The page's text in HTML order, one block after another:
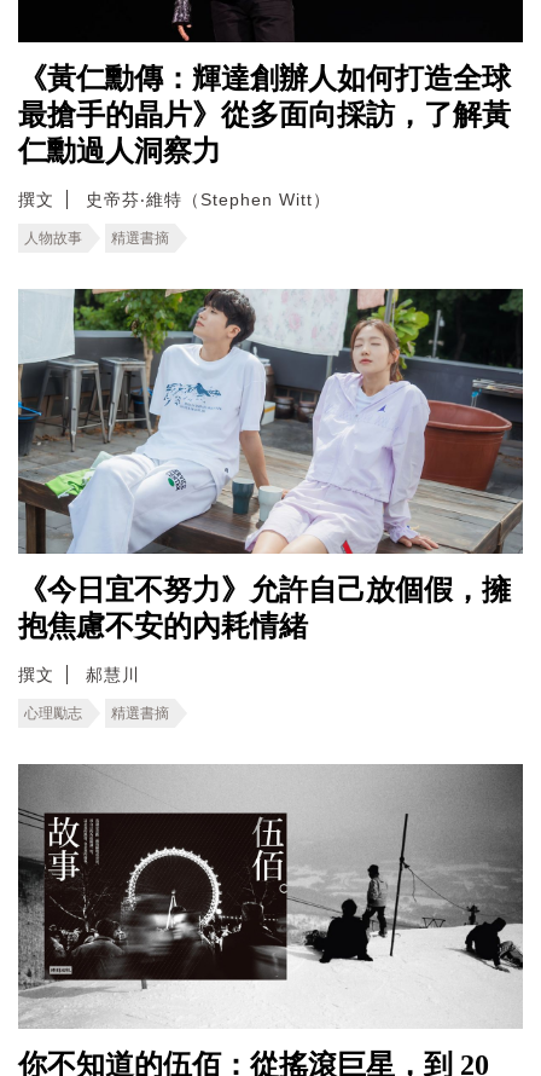
《黃仁勳傳：輝達創辦人如何打造全球
最搶手的晶片》從多面向採訪，了解黃
仁勳過人洞察力
撰文 史帝芬‧維特（Stephen Witt）
人物故事 精選書摘
《今日宜不努力》允許自己放個假，擁
抱焦慮不安的內耗情緒
撰文 郝慧川
心理勵志 精選書摘
你不知道的伍佰：從搖滾巨星，到 20